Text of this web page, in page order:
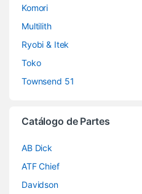
Komori
Multilith
Ryobi & Itek
Toko
Townsend 51
Catálogo de Partes
AB Dick
ATF Chief
Davidson